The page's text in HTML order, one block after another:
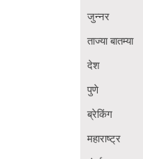
जुन्नर
ताज्या बातम्या
देश
पुणे
ब्रेकिंग
महाराष्ट्र